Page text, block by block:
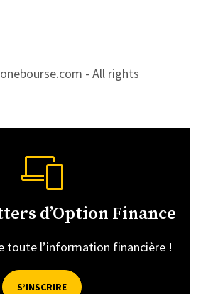
- All rights
d’Option Finance
toute l’information financière !
S’INSCRIRE